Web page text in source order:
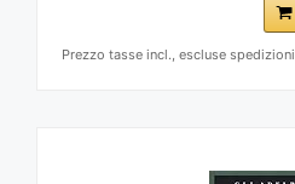
Prezzo tasse incl., escluse spedizioni